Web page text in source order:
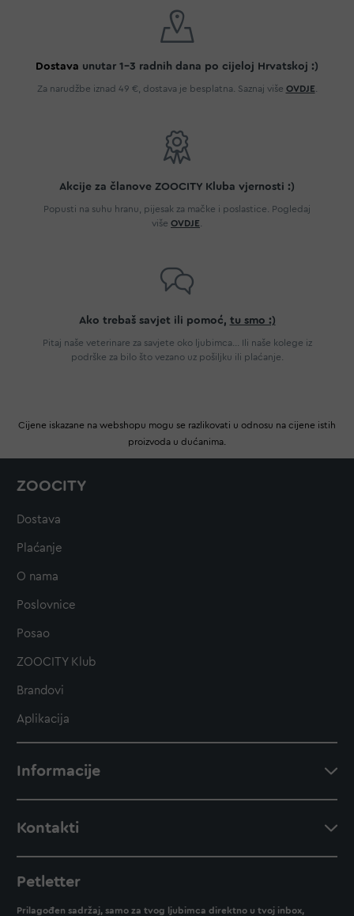
Dostava unutar 1-3 radnih dana po cijeloj Hrvatskoj :)
Za narudžbe iznad 49 €, dostava je besplatna. Saznaj više OVDJE
Akcije za članove ZOOCITY Kluba vjernosti :)
Popusti na suhu hranu, pijesak za mačke i poslastice. Pogledaj
više OVDJE
Ako trebaš savjet ili pomoć, tu smo :)
Pitaj naše veterinare za savjete oko ljubimca... Ili naše kolege iz
podrške za bilo što vezano uz pošiljku ili plaćanje.
Cijene iskazane na webshopu mogu se razlikovati u odnosu na cijene istih
proizvoda u dućanima.
ZOOCITY
Dostava
Plaćanje
O nama
Poslovnice
Posao
ZOOCITY Klub
Brandovi
Aplikacija
Informacije
Kontakti
Petletter
Prilagođen sadržaj, samo za tvog ljubimca direktno u tvoj inbox,